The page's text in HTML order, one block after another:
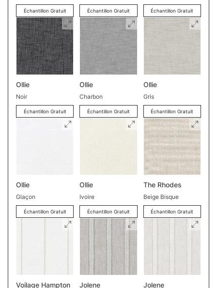
Échantillon Gratuit Échantillon Gratuit Échantillon Gratuit
Ollie
Noir
Échantillon Gratuit
Ollie
Charbon
Échantillon Gratuit
Ollie
Gris
Échantillon Gratuit
Ollie
Glaçon
Échantillon Gratuit
Ollie
Ivoire
Échantillon Gratuit
The Rhodes
Beige Bisque
Échantillon Gratuit
Voilage Hampton Jolene Jolene